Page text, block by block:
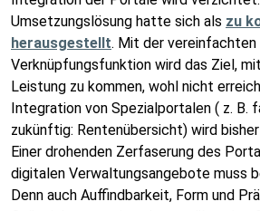
Umsetzungslösung hatte sich als zu
herausgestellt. Mit der vereinfachten
Verknüpfungsfunktion wird das Ziel,
Leistung zu kommen, wohl nicht
Integration von Spezialportalen ( z. B.
zukünftig: Rentenübersicht) wird
Einer drohenden Zerfaserung des
digitalen Verwaltungsangebote muss
Denn auch Auffindbarkeit, Form und